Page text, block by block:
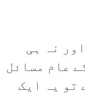
نہ ہی
عام مسائل
تو یہ ایک